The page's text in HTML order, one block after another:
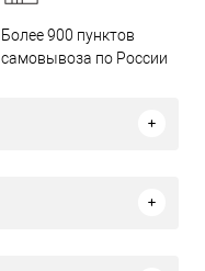
Более 900 пунктов
самовывоза по России